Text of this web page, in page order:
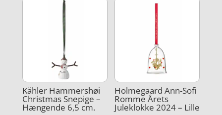
Kähler Hammershøi
Christmas Snepige –
Hængende 6,5 cm.
Holmegaard Ann-Sofi
Romme Årets
Juleklokke 2024 – Lille